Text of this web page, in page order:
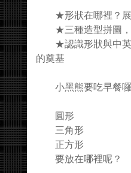
★形狀在哪裡？展
★三種造型拼圖，
★認識形狀與中英
的奠基
小黑熊要吃早餐囉
圓形
三角形
正方形
要放在哪裡呢？